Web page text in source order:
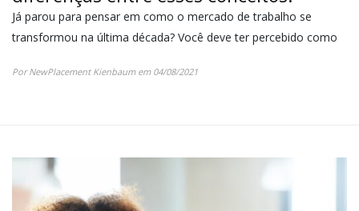
Já parou para pensar em como o mercado de trabalho se
transformou na última década? Você deve ter percebido como
Por NewPlacement Kienbaum em 04/08/2021